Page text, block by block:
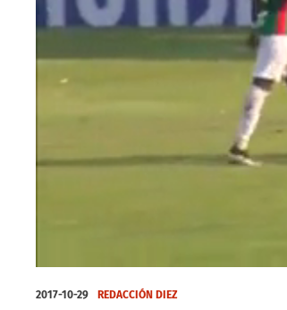
seconds
of
2017-10-29 REDACCIÓN DIEZ